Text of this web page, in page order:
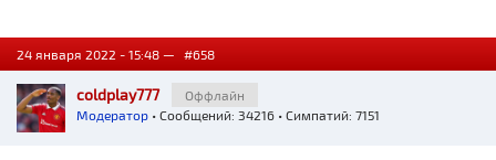
24 января 2022 - 15:48 — #658
coldplay777
Оффлайн
Модератор • Сообщений: 34216 • Симпатий: 7151